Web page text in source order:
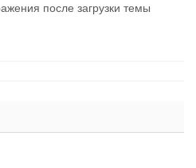
после загрузки темы